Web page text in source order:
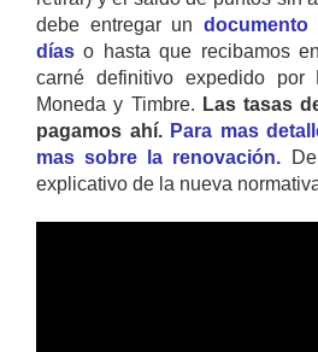
debe entregar un documento
días o hasta que recibamos
carné definitivo expedido por
Moneda y Timbre. Las tasas
pagamos ahí. Para mas
mas sobre la renovación.
explicativo de la nueva